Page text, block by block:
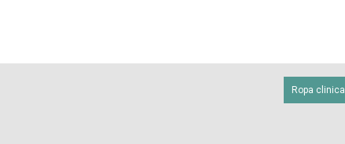
Ropa clinica